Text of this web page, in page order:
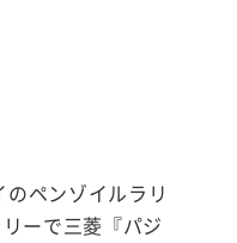
ペンゾイルラリ
ーで三菱『パジ